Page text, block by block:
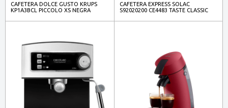
CAFETERA DOLCE GUSTO KRUPS
KP1A3BCL PICCOLO XS NEGRA
CAFETERA EXPRESS SOLAC
S92020200 CE4483 TASTE CLASSIC